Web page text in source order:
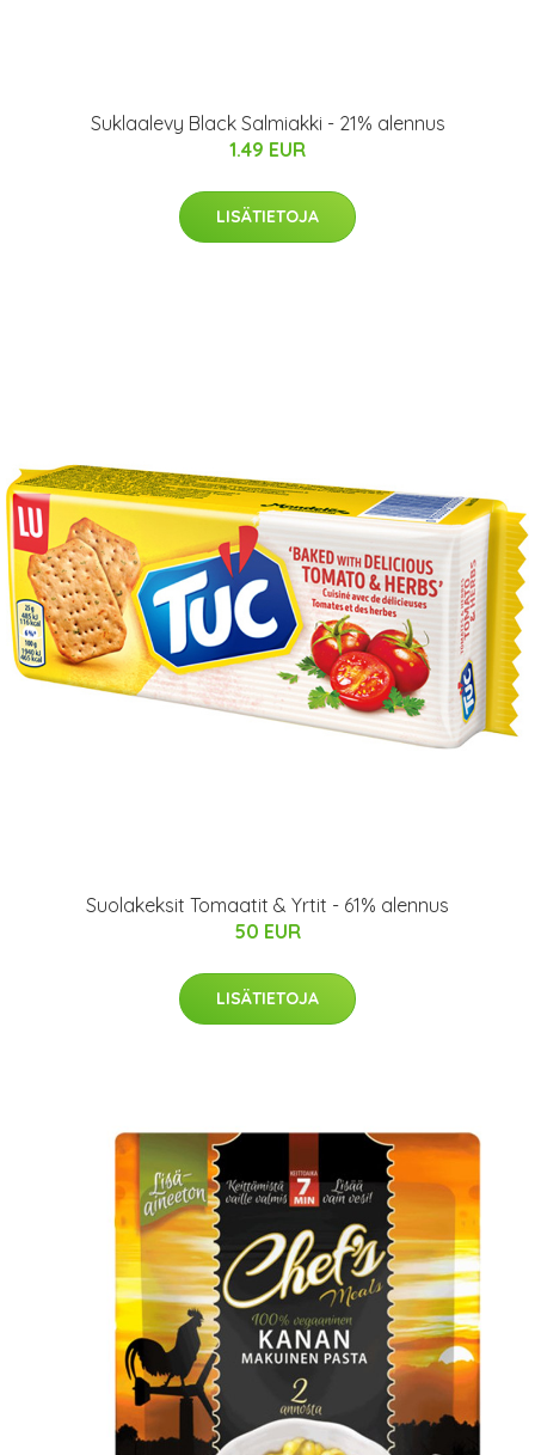
Suklaalevy Black Salmiakki - 21% alennus
1.49 EUR
LISÄTIETOJA
Suolakeksit Tomaatit & Yrtit - 61% alennus
50 EUR
LISÄTIETOJA